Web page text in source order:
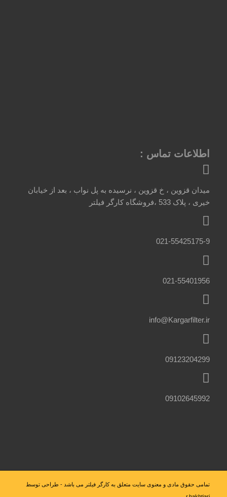
اطلاعات تماس :
میدان قزوین ، خ قزوین ، نرسیده به پل نواب ، بعد از خیابان
خیری ، پلاک 533 ،فروشگاه کارگر فیلتر
021-55425175-9
021-55401956
info@Kargarfilter.ir
09123204299
09102645992
تمامی حقوق مادی و معنوی سایت متعلق به کارگر فیلتر می باشد - طراحی توسط